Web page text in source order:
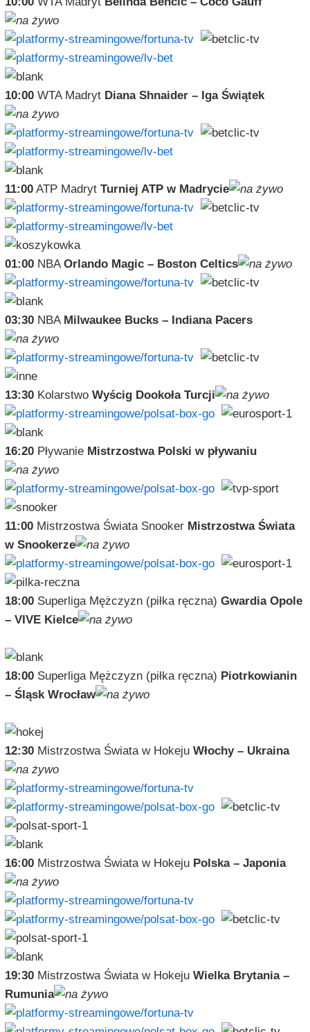
10:00WTA Madryt Diana Shnaider – Iga Świątek
11:00ATP Madryt Turniej ATP w Madrycie
01:00NBAOrlando Magic – Boston Celtics
03:30NBA Milwaukee Bucks – Indiana Pacers
13:30Kolarstwo Wyścig Dookoła Turcji
16:20Pływanie Mistrzostwa Polski w pływaniu
11:00Mistrzostwa Świata Snooker Mistrzostwa Świata
w Snookerze
18:00Superliga Mężczyzn (piłka ręczna) Gwardia Opole
– VIVE Kielce
18:00Superliga Mężczyzn (piłka ręczna) Piotrkowianin
– Śląsk Wrocław
12:30Mistrzostwa Świata w Hokeju Włochy – Ukraina
16:00Mistrzostwa Świata w Hokeju Polska – Japonia
19:30Mistrzostwa Świata w Hokeju Wielka Brytania –
Rumunia